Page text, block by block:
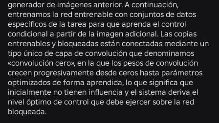
generador de imágenes anterior. A continuación,
entrenamos la red entrenable con conjuntos de datos
específicos de la tarea para que aprenda el control
condicional a partir de la imagen adicional. Las copias
entrenables y bloqueadas están conectadas mediante un
tipo único de capa de convolución que denominamos
«convolución cero», en la que los pesos de convolución
crecen progresivamente desde ceros hasta parámetros
optimizados de forma aprendida, lo que significa que
inicialmente no tienen influencia y el sistema deriva el
nivel óptimo de control que debe ejercer sobre la red
bloqueada.